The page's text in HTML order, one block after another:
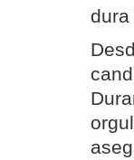
dura